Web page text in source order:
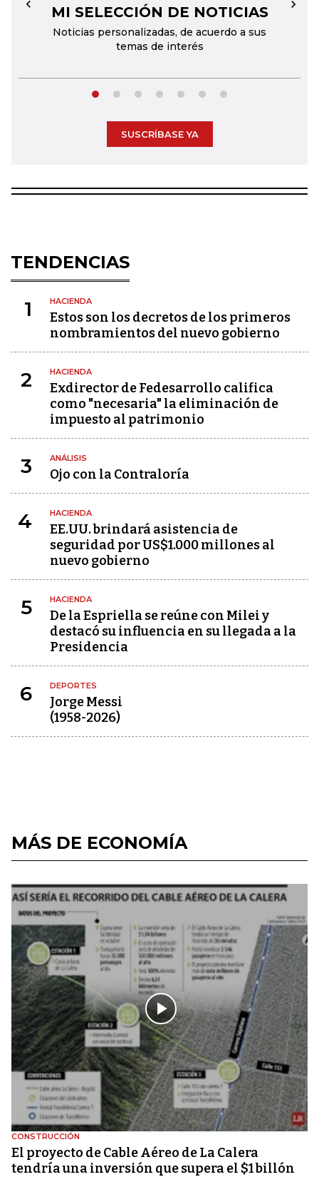
MI SELECCIÓN DE NOTICIAS
Noticias personalizadas, de acuerdo a sus
temas de interés
← →
SUSCRÍBASE YA
TENDENCIAS
1 HACIENDA
Estos son los decretos de los primeros
nombramientos del nuevo gobierno
2 HACIENDA
Exdirector de Fedesarrollo califica
como "necesaria" la eliminación de
impuesto al patrimonio
3 ANÁLISIS
Ojo con la Contraloría
4 HACIENDA
EE.UU. brindará asistencia de
seguridad por US$1.000 millones al
nuevo gobierno
5 HACIENDA
De la Espriella se reúne con Milei y
destacó su influencia en su llegada a la
Presidencia
6 DEPORTES
Jorge Messi
(1958-2026)
MÁS DE ECONOMÍA
CONSTRUCCIÓN
El proyecto de Cable Aéreo de La Calera
tendría una inversión que supera el $1 billón